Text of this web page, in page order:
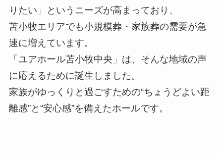
りたい」というニーズが高まっており、
苫小牧エリアでも小規模葬・家族葬の需要が急
速に増えています。
「ユアホール苫小牧中央」は、そんな地域の声
に応えるために誕生しました。
家族がゆっくりと過ごすための“ちょうどよい距
離感”と“安心感”を備えたホールです。